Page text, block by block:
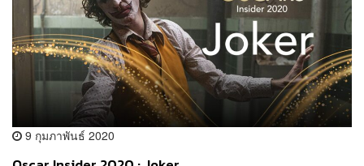
9 กุมภาพันธ์ 2020